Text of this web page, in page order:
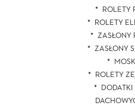
ROLETY
ROLETY
ZASŁONY
ZASŁONY
ROLETY